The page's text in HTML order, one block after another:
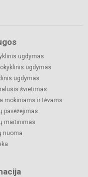
ugdymas
ugdymas
ugdymas
švietimas
mokiniams ir tėvams
pavėžėjimas
maitinimas
nuoma